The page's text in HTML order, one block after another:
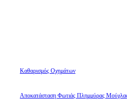
Καθαρισμός Οχημάτων
Αποκατάσταση Φωτιάς Πλημμύρας